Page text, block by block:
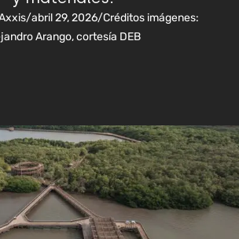
/abril 29, 2026/Créditos imágenes:
Arango, cortesía DEB